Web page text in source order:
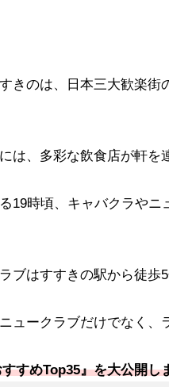
きのは、日本三大歓楽街
は、多彩な飲食店が軒を
19時頃、キャバクラや
ブはすすきの駅から徒歩
ュークラブだけでなく、
すめTop35』を大公開し